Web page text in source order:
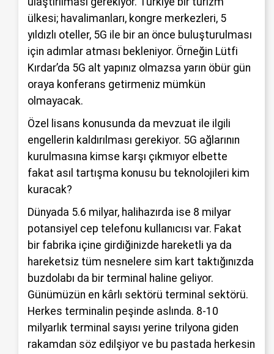
ülkesi; havalimanları, kongre merkezleri, 5
yıldızlı oteller, 5G ile bir an önce buluşturulması
için adımlar atması bekleniyor. Örneğin Lütfi
Kırdar’da 5G alt yapınız olmazsa yarın öbür gün
oraya konferans getirmeniz mümkün
olmayacak.
Özel lisans konusunda da mevzuat ile ilgili
engellerin kaldırılması gerekiyor. 5G ağlarının
kurulmasına kimse karşı çıkmıyor elbette
fakat asıl tartışma konusu bu teknolojileri kim
kuracak?
Dünyada 5.6 milyar, halihazırda ise 8 milyar
potansiyel cep telefonu kullanıcısı var. Fakat
bir fabrika içine girdiğinizde hareketli ya da
hareketsiz tüm nesnelere sim kart taktığınızda
buzdolabı da bir terminal haline geliyor.
Günümüzün en kârlı sektörü terminal sektörü.
Herkes terminalin peşinde aslında. 8-10
milyarlık terminal sayısı yerine trilyona giden
rakamdan söz edilşiyor ve bu pastada herkesin